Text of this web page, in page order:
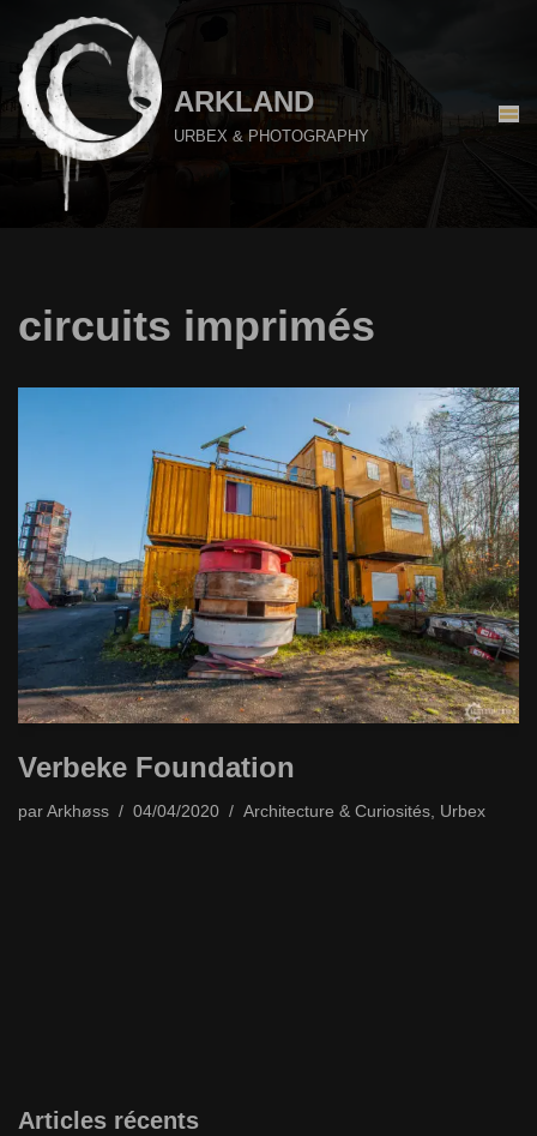
Aller
au
contenu
ARKLAND
URBEX & PHOTOGRAPHY
circuits imprimés
Verbeke Foundation
par Arkhøss 04/04/2020 Architecture & Curiosités, Urbex
Articles récents